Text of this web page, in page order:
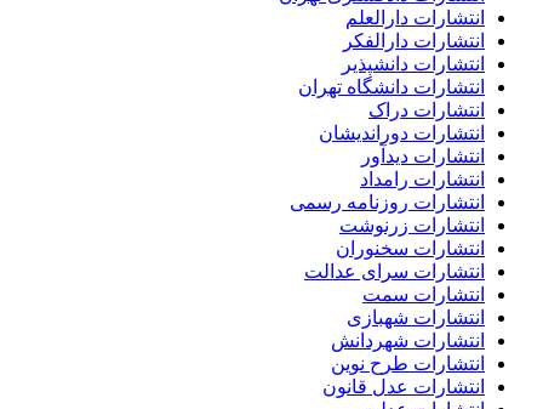
انتشارات دارالعلم
انتشارات دارالفکر
انتشارات دانشپذیر
انتشارات دانشگاه تهران
انتشارات دراک
انتشارات دوراندیشان
انتشارات دیدآور
انتشارات رامداد
انتشارات روزنامه رسمی
انتشارات زرنوشت
انتشارات سخنوران
انتشارات سرای عدالت
انتشارات سمت
انتشارات شهبازی
انتشارات شهردانش
انتشارات طرح نوین
انتشارات عدل قانون